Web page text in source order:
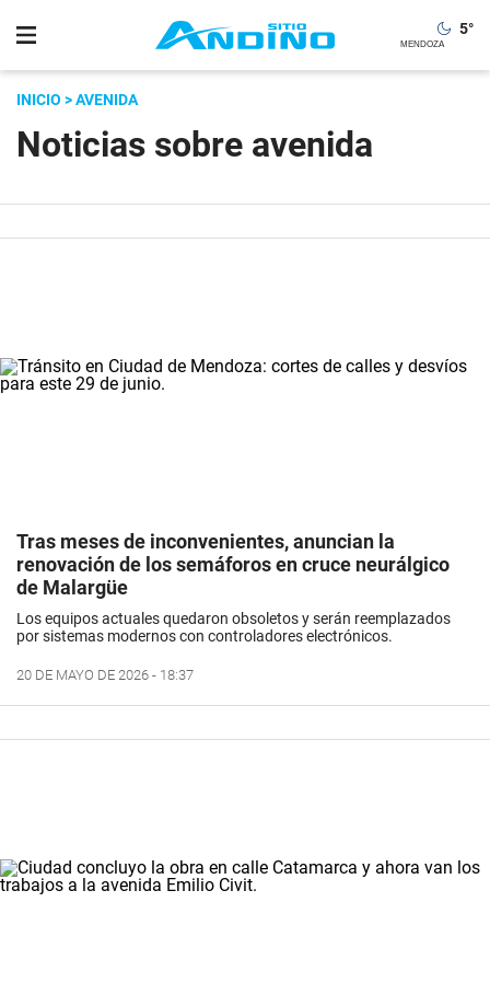
5°
INICIO > AVENIDA
Noticias sobre avenida
Tras meses de inconvenientes, anuncian la
renovación de los semáforos en cruce neurálgico
de Malargüe
Los equipos actuales quedaron obsoletos y serán reemplazados
por sistemas modernos con controladores electrónicos.
20 DE MAYO DE 2026 - 18:37